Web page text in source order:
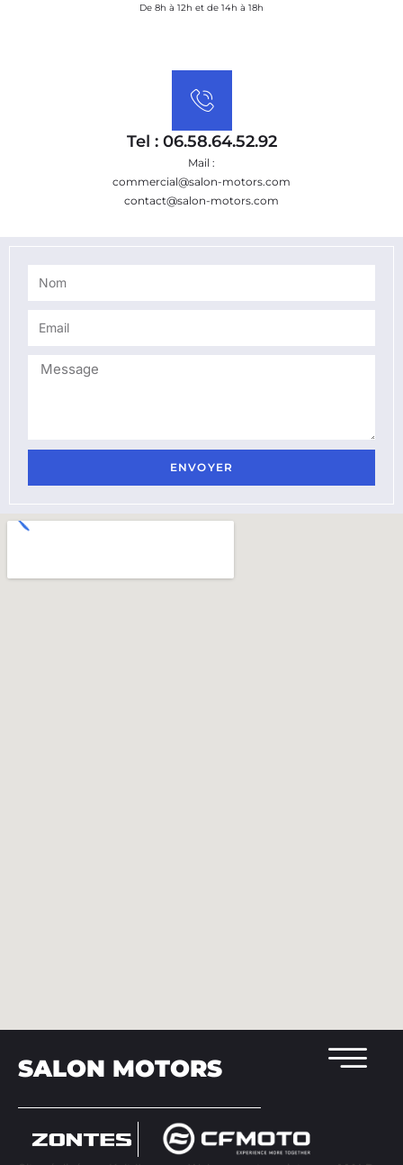
De 8h à 12h et de 14h à 18h
Tel : 06.58.64.52.92
Mail :
commercial@salon-motors.com
contact@salon-motors.com
ENVOYER
SALON MOTORS